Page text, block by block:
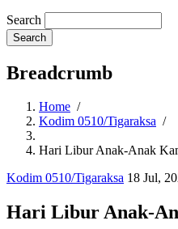
Search
Breadcrumb
Home /
Kodim 0510/Tigaraksa /
Hari Libur Anak-Anak
Kodim 0510/Tigaraksa 18 Jul,
Hari Libur Anak-